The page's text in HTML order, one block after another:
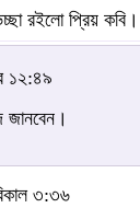
রইলো প্রিয় কবি।
১২:৪৯
জানবেন।
৩:৩৬